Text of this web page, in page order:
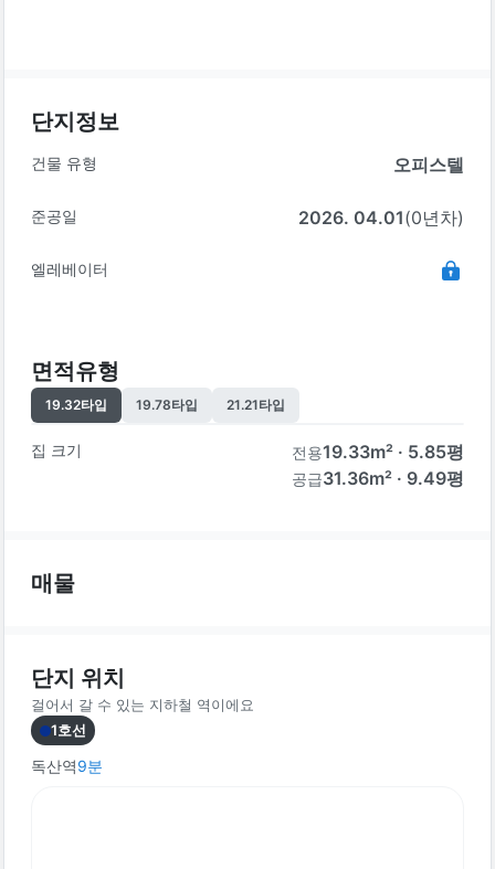
단지정보
건물 유형 오피스텔
준공일 2026. 04.01(0년차)
엘레베이터
면적유형
19.32타입 19.78타입 21.21타입
집 크기 전용19.33m² · 5.85평
공급31.36m² · 9.49평
매물
단지 위치
걸어서 갈 수 있는 지하철 역이에요
1호선
독산역9분